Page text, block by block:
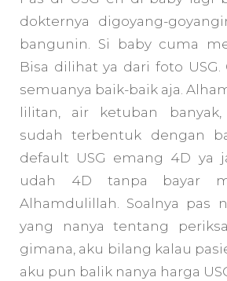
dokternya digoyang-
bangunin. Si baby cuma
Bisa dilihat ya dari foto
semuanya baik-baik aja.
lilitan, air ketuban
sudah terbentuk dengan
default USG emang 4D ya
udah 4D tanpa bayar
Alhamdulillah. Soalnya pas
yang nanya tentang
gimana, aku bilang kalau
aku pun balik nanya harga